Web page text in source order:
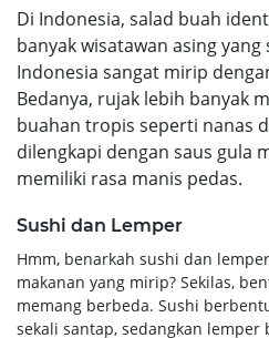
Di Indonesia, salad buah
banyak wisatawan asing
Indonesia sangat mirip
Bedanya, rujak lebih banyak
buahan tropis seperti nanas
dilengkapi dengan saus gula
memiliki rasa manis pedas.
Sushi dan Lemper
Hmm, benarkah sushi dan
makanan yang mirip? Sekilas,
memang berbeda. Sushi
sekali santap, sedangkan